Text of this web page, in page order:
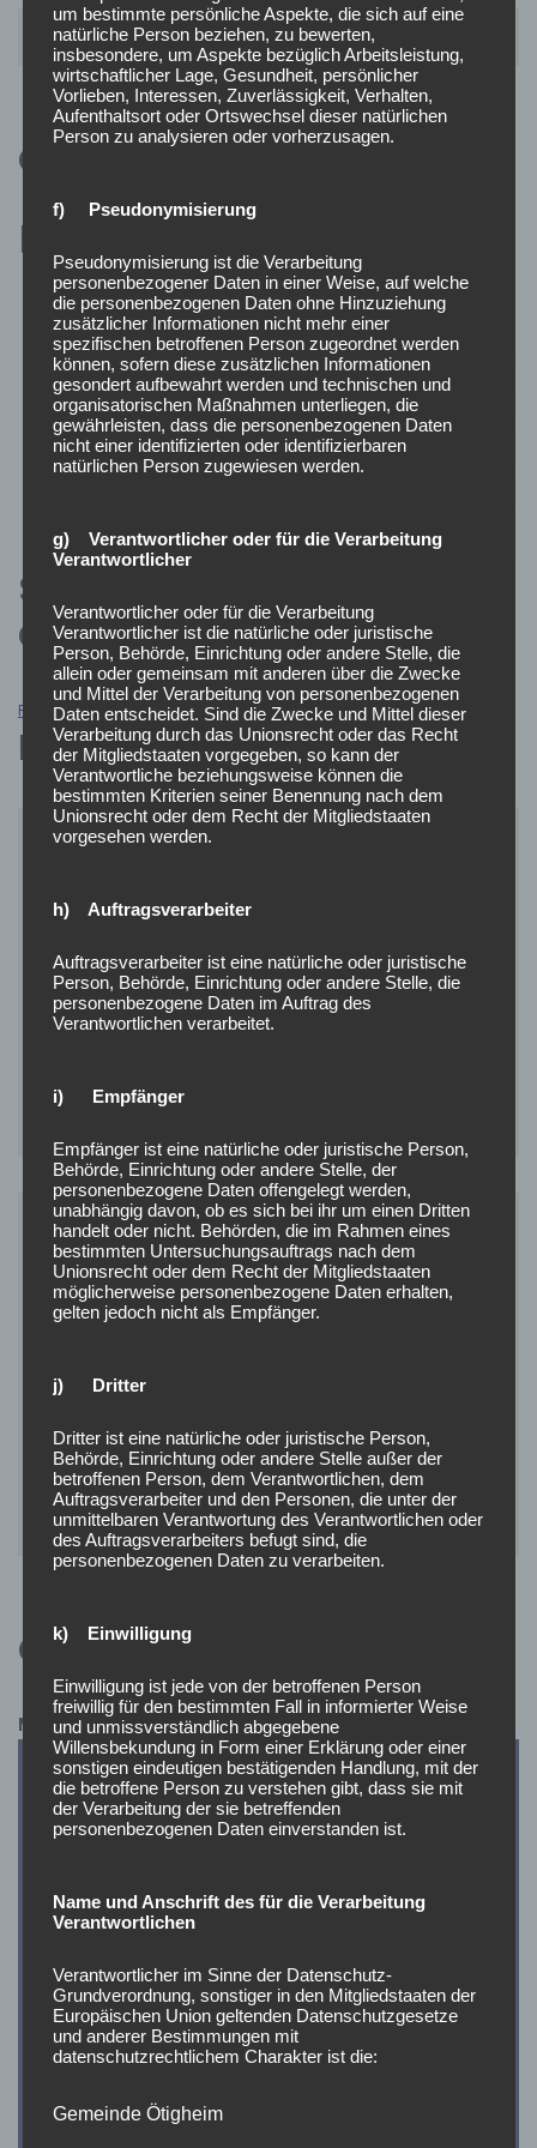
Heinz
Kuhn
Organigramm
Satzung der Feuerwehr
Ötigheim
Feuerwehrsatzung Herunterladen
Ehrenkommandanten
Horst Pfitzer
Unser Ehrenkommandant Horst Pfitzer verstarb am 10.
Mai 2013 nach kurzer schwerer Krankheit. Wir werden
seiner stets in Ehren gedenken!
Werner Kalkbrenner
Unser Ehrenkommandant Werner Kalkbrenner
verstarb am 16.April 2020. Wir werden seiner stets in
Ehren gedenken!
Chronik
Mai 2025
um bestimmte persönliche Aspekte, die sich auf eine
natürliche Person beziehen, zu bewerten,
insbesondere, um Aspekte bezüglich Arbeitsleistung,
wirtschaftlicher Lage, Gesundheit, persönlicher
Vorlieben, Interessen, Zuverlässigkeit, Verhalten,
Aufenthaltsort oder Ortswechsel dieser natürlichen
Person zu analysieren oder vorherzusagen.
f) Pseudonymisierung
Pseudonymisierung ist die Verarbeitung
personenbezogener Daten in einer Weise, auf welche
die personenbezogenen Daten ohne Hinzuziehung
zusätzlicher Informationen nicht mehr einer
spezifischen betroffenen Person zugeordnet werden
können, sofern diese zusätzlichen Informationen
gesondert aufbewahrt werden und technischen und
organisatorischen Maßnahmen unterliegen, die
gewährleisten, dass die personenbezogenen Daten
nicht einer identifizierten oder identifizierbaren
natürlichen Person zugewiesen werden.
g) Verantwortlicher oder für die Verarbeitung
Verantwortlicher
Verantwortlicher oder für die Verarbeitung
Verantwortlicher ist die natürliche oder juristische
Person, Behörde, Einrichtung oder andere Stelle, die
allein oder gemeinsam mit anderen über die Zwecke
und Mittel der Verarbeitung von personenbezogenen
Daten entscheidet. Sind die Zwecke und Mittel dieser
Verarbeitung durch das Unionsrecht oder das Recht
der Mitgliedstaaten vorgegeben, so kann der
Verantwortliche beziehungsweise können die
bestimmten Kriterien seiner Benennung nach dem
Unionsrecht oder dem Recht der Mitgliedstaaten
vorgesehen werden.
h) Auftragsverarbeiter
Auftragsverarbeiter ist eine natürliche oder juristische
Person, Behörde, Einrichtung oder andere Stelle, die
personenbezogene Daten im Auftrag des
Verantwortlichen verarbeitet.
i) Empfänger
Empfänger ist eine natürliche oder juristische Person,
Behörde, Einrichtung oder andere Stelle, der
personenbezogene Daten offengelegt werden,
unabhängig davon, ob es sich bei ihr um einen Dritten
handelt oder nicht. Behörden, die im Rahmen eines
bestimmten Untersuchungsauftrags nach dem
Unionsrecht oder dem Recht der Mitgliedstaaten
möglicherweise personenbezogene Daten erhalten,
gelten jedoch nicht als Empfänger.
j) Dritter
Dritter ist eine natürliche oder juristische Person,
Behörde, Einrichtung oder andere Stelle außer der
betroffenen Person, dem Verantwortlichen, dem
Auftragsverarbeiter und den Personen, die unter der
unmittelbaren Verantwortung des Verantwortlichen oder
des Auftragsverarbeiters befugt sind, die
personenbezogenen Daten zu verarbeiten.
k) Einwilligung
Einwilligung ist jede von der betroffenen Person
freiwillig für den bestimmten Fall in informierter Weise
und unmissverständlich abgegebene
Willensbekundung in Form einer Erklärung oder einer
sonstigen eindeutigen bestätigenden Handlung, mit der
die betroffene Person zu verstehen gibt, dass sie mit
der Verarbeitung der sie betreffenden
personenbezogenen Daten einverstanden ist.
Name und Anschrift des für die Verarbeitung
Verantwortlichen
Verantwortlicher im Sinne der Datenschutz-
Grundverordnung, sonstiger in den Mitgliedstaaten der
Europäischen Union geltenden Datenschutzgesetze
und anderer Bestimmungen mit
datenschutzrechtlichem Charakter ist die:
Gemeinde Ötigheim